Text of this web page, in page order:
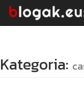
Kategoria: